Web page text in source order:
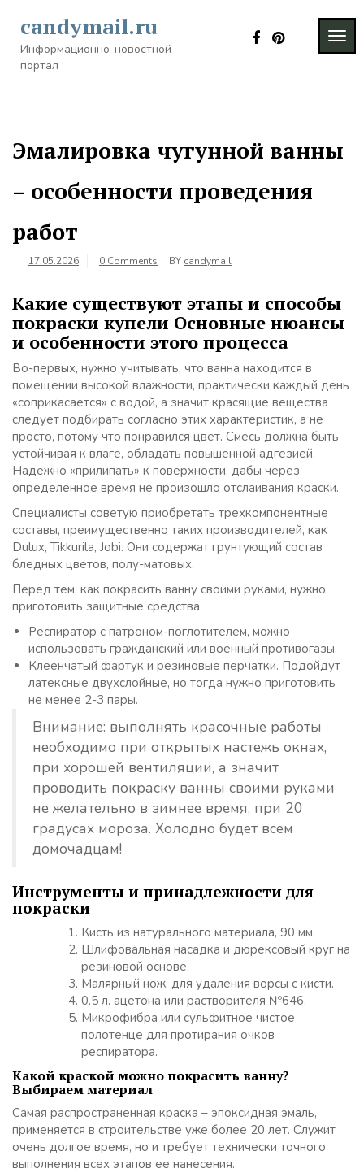
content
candymail.ru
Информационно-новостной
портал
Эмалировка чугунной ванны
– особенности проведения
работ
17.05.2026 0 Comments BY candymail
Какие существуют этапы и способы
покраски купели Основные нюансы
и особенности этого процесса
Во-первых, нужно учитывать, что ванна находится в
помещении высокой влажности, практически каждый день
«соприкасается» с водой, а значит красящие вещества
следует подбирать согласно этих характеристик, а не
просто, потому что понравился цвет. Смесь должна быть
устойчивая к влаге, обладать повышенной адгезией.
Надежно «прилипать» к поверхности, дабы через
определенное время не произошло отслаивания краски.
Специалисты советую приобретать трехкомпонентные
составы, преимущественно таких производителей, как
Dulux, Tikkurila, Jobi. Они содержат грунтующий состав
бледных цветов, полу-матовых.
Перед тем, как покрасить ванну своими руками, нужно
приготовить защитные средства.
Респиратор с патроном-поглотителем, можно
использовать гражданский или военный противогазы.
Клеенчатый фартук и резиновые перчатки. Подойдут
латексные двухслойные, но тогда нужно приготовить
не менее 2-3 пары.
Внимание: выполнять красочные работы
необходимо при открытых настежь окнах,
при хорошей вентиляции, а значит
проводить покраску ванны своими руками
не желательно в зимнее время, при 20
градусах мороза. Холодно будет всем
домочадцам!
Инструменты и принадлежности для
покраски
Кисть из натурального материала, 90 мм.
Шлифовальная насадка и дюрексовый круг на
резиновой основе.
Малярный нож, для удаления ворсы с кисти.
0.5 л. ацетона или растворителя №646.
Микрофибра или сульфитное чистое
полотенце для протирания очков
респиратора.
Какой краской можно покрасить ванну?
Выбираем материал
Самая распространенная краска – эпоксидная эмаль,
применяется в строительстве уже более 20 лет. Служит
очень долгое время, но и требует технически точного
выполнения всех этапов ее нанесения.